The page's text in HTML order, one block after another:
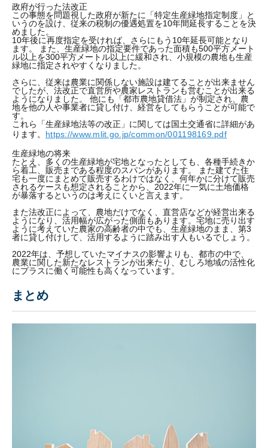
政府が行った法改正
この事態を問題視した政府が新たに「特定生産緑地指定制度」と
いうのを設け、従来の税制の優遇処置を10年間延長することを決
めました。
10年後に再度指定を受ければ、さらにもう10年延長可能となり
ます。 また、生産緑地の指定要件であった面積も500平方メート
ル以上を300平方メートル以上に緩和され、小規模の農地も生産
緑地に指定されやすくなりました。
さらに、従来は農業に関係しない施設は建てることが出来ません
でしたが、法改正で直営所や農家レストランも営むことが出来る
ようになりました。 他にも「都市農地貸借法」が制定され、農
地を他の人や事業者に貸し付け、経営をしてもらうことが可能で
す。
これら「生産緑地法等の改正」に関しては国土交通省に詳細があ
ります。 https://www.mlit.go.jp/common/001198169.pdf
生産緑地の将来
たとえ、多くの生産緑地が宅地となったとしても、各種手続きか
ら着工、販売まである程度のスパンがあります。 また建てた住
宅も一度にまとめて販売するわけではなく、何年かに分けて販売
されるケースも想定されることから、2022年に一気に土地価格
が暴落するというのは考えにくいと言えます。
また法改正によって、農地だけでなく、直営店などが経営出来る
ようになり、活用幅が広がった側面もあります。宅地に売り出す
ように考えていた農家の高齢者の中でも、生産緑地のまま、第3
者に貸し付けして、活用するように踏み出す人もいるでしょう。
2022年は、予想していたマイナスの影響よりも、都市の中で、
農業に関した新たなレストランが出来たり、むしろ地域の活性化
にプラスに働く可能性も高くなっています。
まとめ